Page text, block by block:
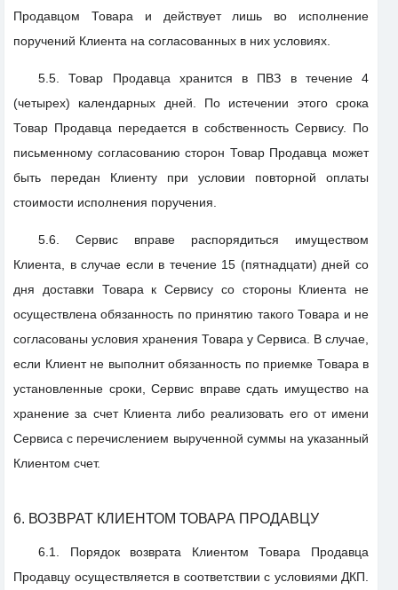
Продавцом Товара и действует лишь во исполнение
поручений Клиента на согласованных в них условиях.
5.5. Товар Продавца хранится в ПВЗ в течение 4
(четырех) календарных дней. По истечении этого срока
Товар Продавца передается в собственность Сервису. По
письменному согласованию сторон Товар Продавца может
быть передан Клиенту при условии повторной оплаты
стоимости исполнения поручения.
5.6. Сервис вправе распорядиться имуществом
Клиента, в случае если в течение 15 (пятнадцати) дней со
дня доставки Товара к Сервису со стороны Клиента не
осуществлена обязанность по принятию такого Товара и не
согласованы условия хранения Товара у Сервиса. В случае,
если Клиент не выполнит обязанность по приемке Товара в
установленные сроки, Сервис вправе сдать имущество на
хранение за счет Клиента либо реализовать его от имени
Сервиса с перечислением вырученной суммы на указанный
Клиентом счет.
6. ВОЗВРАТ КЛИЕНТОМ ТОВАРА ПРОДАВЦУ
6.1. Порядок возврата Клиентом Товара Продавца
Продавцу осуществляется в соответствии с условиями ДКП.